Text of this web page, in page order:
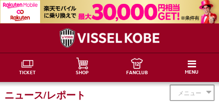
TICKET SHOP FANCLUB MENU
メニュー
ニュース/レポート